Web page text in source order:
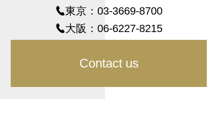
東京： 03-3669-8700
大阪： 06-6227-8215
Contact us